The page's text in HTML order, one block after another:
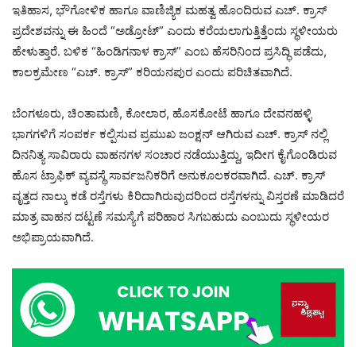
ಇತಿಹಾಸ, ಭೌಗೋಳಿಕ ಹಾಗೂ ವಾಣಿಜ್ಯಿಕ ಮಹತ್ವ ಹೊಂದಿರುವ ಎಚ್. ಕ್ರಾಸ್‌
ಪ್ರದೇಶವನ್ನು ಈ ಹಿಂದೆ “ಅಡ್ರೋಟ್” ಎಂದು ಕರೆಯಲಾಗುತ್ತಿತ್ತೆಂದು ಸ್ಥಳೀಯರು
ಹೇಳುತ್ತಾರೆ. ಬಳಿಕ “ಹಿಂಡಿಗನಾಳ ಕ್ರಾಸ್‌” ಎಂಬ ಹೆಸರಿನಿಂದ ಪ್ರಸಿದ್ಧಿ ಪಡೆದು,
ಕಾಲಕ್ರಮೇಣ “ಎಚ್. ಕ್ರಾಸ್‌” ಕರಿಯನಪುರ ಎಂದು ಪರಿಚಿತವಾಗಿದೆ.
ಬೆಂಗಳೂರು, ಚಿಂತಾಮಣಿ, ಕೋಲಾರ, ಹೊಸಕೋಟೆ ಹಾಗೂ ದೇವನಹಳ್ಳಿ
ಭಾಗಗಳಿಗೆ ಸಂಪರ್ಕ ಕಲ್ಪಿಸುವ ಪ್ರಮುಖ ಜಂಕ್ಷನ್‌ ಆಗಿರುವ ಎಚ್. ಕ್ರಾಸ್‌ ನಲ್ಲಿ
ದಿನನಿತ್ಯ ಸಾವಿರಾರು ವಾಹನಗಳ ಸಂಚಾರ ನಡೆಯುತ್ತಿದ್ದು, ಇದೀಗ ಕೈಗೊಂಡಿರುವ
ಹೊಸ ಟ್ರಾಫಿಕ್ ವ್ಯವಸ್ಥೆ ಸಾರ್ವಜನಿಕರಿಗೆ ಅನುಕೂಲಕರವಾಗಿದೆ. ಎಚ್. ಕ್ರಾಸ್‌
ವೃತ್ತದ ನಾಲ್ಕು ಕಡೆ ರಸ್ತೆಗಳು ಕಿರಿದಾಗಿರುವುದರಿಂದ ರಸ್ತೆಗಳನ್ನು ವಿಸ್ತರಣೆ ಮಾಡಿದರೆ
ಮಾತ್ರ ವಾಹನ ದಟ್ಟಣೆ ಸಮಸ್ಯೆಗೆ ಪರಿಹಾರ ಸಿಗಬಹುದು ಎಂಬುದು ಸ್ಥಳೀಯರ
ಅಭಿಪ್ರಾಯವಾಗಿದೆ.